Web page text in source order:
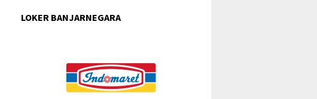
LOKER BANJARNEGARA